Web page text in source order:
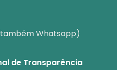
Whatsapp)
de Transparência